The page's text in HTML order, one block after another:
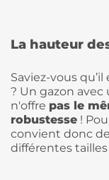
La hauteur
Saviez-vous
? Un gazon
n'offre pas le
robustesse !
convient donc
différentes tailles